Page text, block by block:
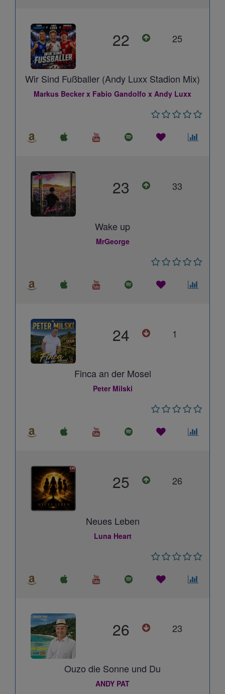
22 25
Wir Sind Fußballer (Andy Luxx Stadion Mix)
Markus Becker x Fabio Gandolfo x Andy Luxx
23 33
Wake up
MrGeorge
24 1
Finca an der Mosel
Peter Milski
25 26
Neues Leben
Luna Heart
26 23
Ouzo die Sonne und Du
ANDY PAT